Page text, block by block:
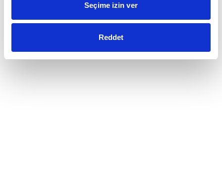
Seçime izin ver
Reddet